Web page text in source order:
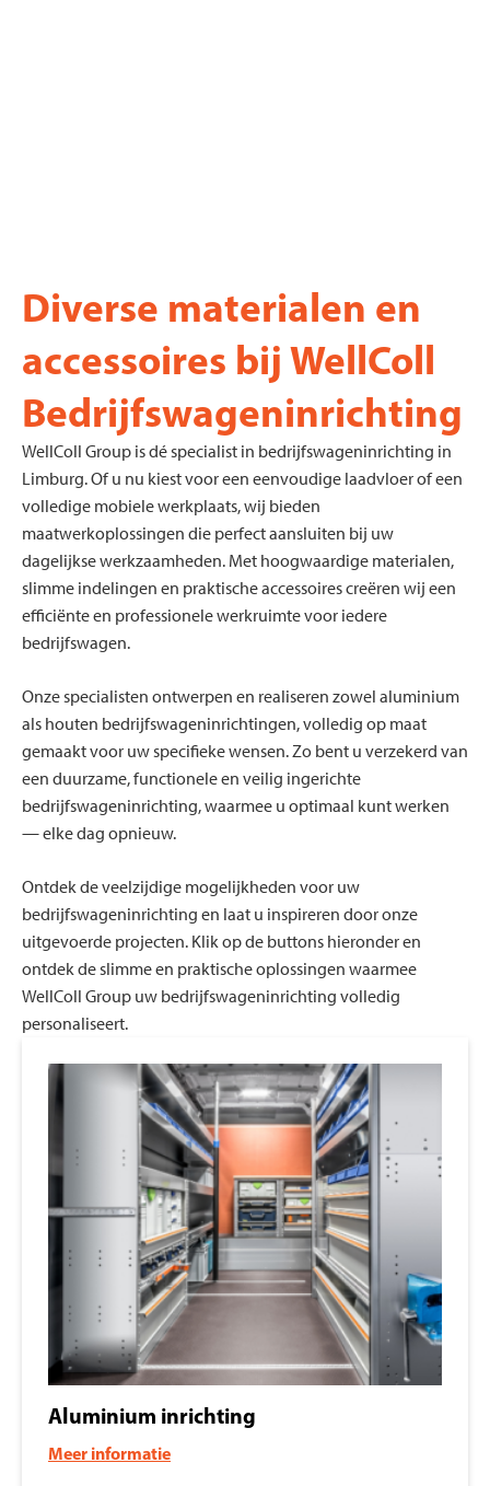
Diverse materialen en
accessoires bij WellColl
Bedrijfswageninrichting
WellColl Group is dé specialist in bedrijfswageninrichting in
Limburg. Of u nu kiest voor een eenvoudige laadvloer of een
volledige mobiele werkplaats, wij bieden
maatwerkoplossingen die perfect aansluiten bij uw
dagelijkse werkzaamheden. Met hoogwaardige materialen,
slimme indelingen en praktische accessoires creëren wij een
efficiënte en professionele werkruimte voor iedere
bedrijfswagen.
Onze specialisten ontwerpen en realiseren zowel aluminium
als houten bedrijfswageninrichtingen, volledig op maat
gemaakt voor uw specifieke wensen. Zo bent u verzekerd van
een duurzame, functionele en veilig ingerichte
bedrijfswageninrichting, waarmee u optimaal kunt werken
— elke dag opnieuw.
Ontdek de veelzijdige mogelijkheden voor uw
bedrijfswageninrichting en laat u inspireren door onze
uitgevoerde projecten. Klik op de buttons hieronder en
ontdek de slimme en praktische oplossingen waarmee
WellColl Group uw bedrijfswageninrichting volledig
personaliseert.
Aluminium inrichting
Meer informatie